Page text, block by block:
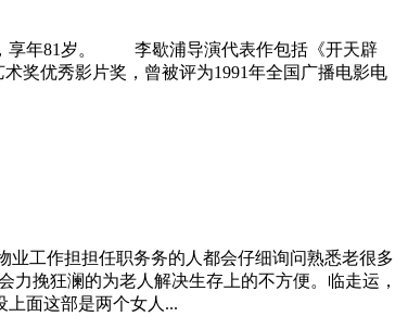
享年81岁。 李歇浦导演代表作包括《开天辟
奖优秀影片奖，曾被评为1991年全国广播电影电
业工作担担任职务务的人都会仔细询问熟悉老很多
挽狂澜的为老人解决生存上的不方便。临走运，
面这部是两个女人...